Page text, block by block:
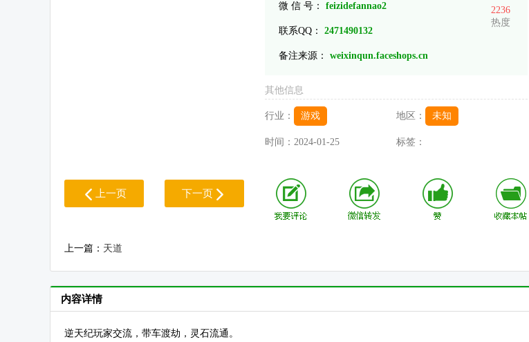
微 信 号： feizidefannao2
联系QQ： 2471490132
备注来源： weixinqun.faceshops.cn
2236
热度
其他信息
行业： 游戏 地区： 未知
时间： 2024-01-25 标签：
上一页 下一页
上一篇： 天道
内容详情
逆天纪玩家交流，带车渡劫，灵石流通。